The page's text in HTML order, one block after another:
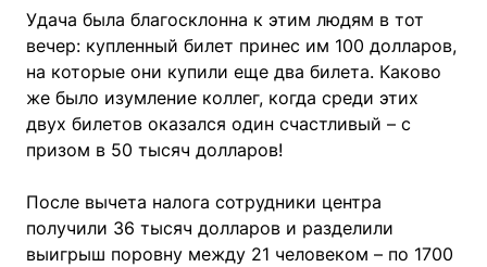
Удача была благосклонна к этим людям в тот
вечер: купленный билет принес им 100 долларов,
на которые они купили еще два билета. Каково
же было изумление коллег, когда среди этих
двух билетов оказался один счастливый – с
призом в 50 тысяч долларов!
После вычета налога сотрудники центра
получили 36 тысяч долларов и разделили
выигрыш поровну между 21 человеком – по 1700